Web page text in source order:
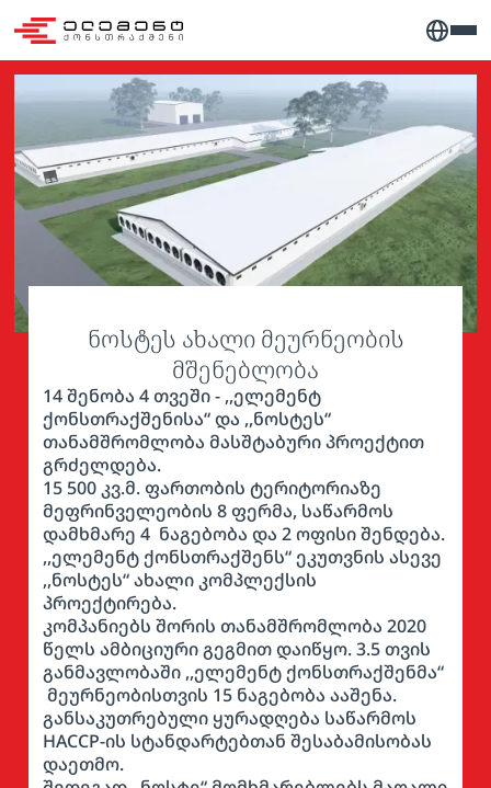
ნოსტეს ახალი მეურნეობის
მშენებლობა
14 შენობა 4 თვეში - ,,ელემენტ
ქონსთრაქშენისა“ და ,,ნოსტეს“
თანამშრომლობა მასშტაბური პროექტით
გრძელდება.
15 500 კვ.მ. ფართობის ტერიტორიაზე
მეფრინველეობის 8 ფერმა, საწარმოს
დამხმარე 4 ნაგებობა და 2 ოფისი შენდება.
,,ელემენტ ქონსთრაქშენს“ ეკუთვნის ასევე
,,ნოსტეს“ ახალი კომპლექსის
პროექტირება.
კომპანიებს შორის თანამშრომლობა 2020
წელს ამბიციური გეგმით დაიწყო. 3.5 თვის
განმავლობაში ,,ელემენტ ქონსთრაქშენმა“
მეურნეობისთვის 15 ნაგებობა ააშენა.
განსაკუთრებული ყურადღება საწარმოს
HACCP-ის სტანდარტებთან შესაბამისობას
დაეთმო.